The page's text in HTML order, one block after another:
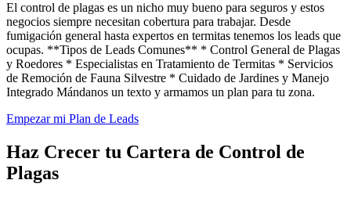
El control de plagas es un nicho muy bueno para seguros y estos
negocios siempre necesitan cobertura para trabajar. Desde
fumigación general hasta expertos en termitas tenemos los leads que
ocupas. **Tipos de Leads Comunes** * Control General de Plagas
y Roedores * Especialistas en Tratamiento de Termitas * Servicios
de Remoción de Fauna Silvestre * Cuidado de Jardines y Manejo
Integrado Mándanos un texto y armamos un plan para tu zona.
Empezar mi Plan de Leads
Haz Crecer tu Cartera de Control de
Plagas